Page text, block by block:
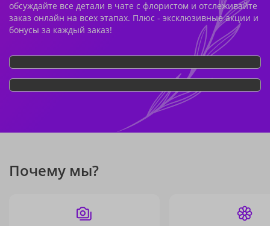
обсуждайте все детали в чате с флористом и отслеживайте
заказ онлайн на всех этапах. Плюс - эксклюзивные акции и
бонусы за каждый заказ!
Почему мы?